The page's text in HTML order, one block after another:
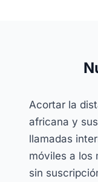
Acortar la
africana y
llamadas
móviles a los
sin